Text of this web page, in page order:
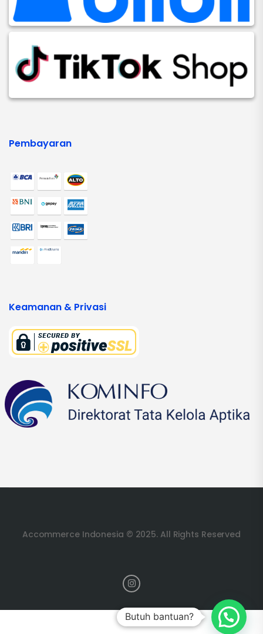
Pembayaran
Keamanan & Privasi
Accommerce Indonesia © 2025. All Rights Reserved
Butuh bantuan?